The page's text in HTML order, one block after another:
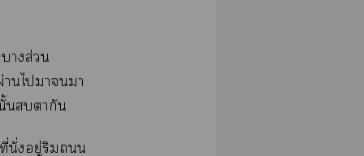
าส่วน
นไาา
นตากัน
นั่งอยู่ริม